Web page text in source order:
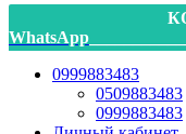
0999883483
0509883483
0999883483